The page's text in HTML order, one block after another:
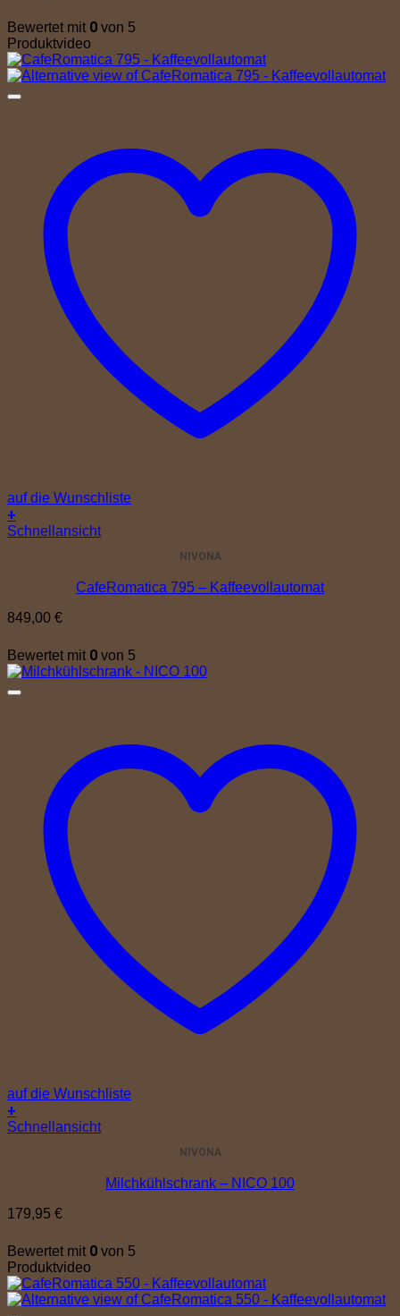
Bewertet mit 0 von 5
Produktvideo
auf die Wunschliste
+
Schnellansicht
CafeRomatica 795 – Kaffeevollautomat
NIVONA
849,00 €
Bewertet mit 0 von 5
auf die Wunschliste
+
Schnellansicht
Milchkühlschrank – NICO 100
NIVONA
179,95 €
Bewertet mit 0 von 5
Produktvideo